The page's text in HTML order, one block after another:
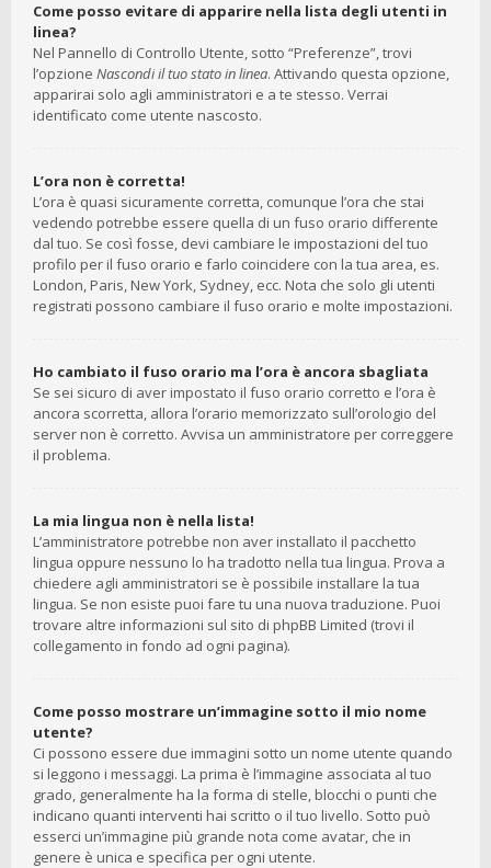
Come posso evitare di apparire nella lista degli utenti in
linea?
Nel Pannello di Controllo Utente, sotto “Preferenze”, trovi
l’opzione Nascondi il tuo stato in linea. Attivando questa opzione,
apparirai solo agli amministratori e a te stesso. Verrai
identificato come utente nascosto.
L’ora non è corretta!
L’ora è quasi sicuramente corretta, comunque l’ora che stai
vedendo potrebbe essere quella di un fuso orario differente
dal tuo. Se così fosse, devi cambiare le impostazioni del tuo
profilo per il fuso orario e farlo coincidere con la tua area, es.
London, Paris, New York, Sydney, ecc. Nota che solo gli utenti
registrati possono cambiare il fuso orario e molte impostazioni.
Ho cambiato il fuso orario ma l’ora è ancora sbagliata
Se sei sicuro di aver impostato il fuso orario corretto e l’ora è
ancora scorretta, allora l’orario memorizzato sull’orologio del
server non è corretto. Avvisa un amministratore per correggere
il problema.
La mia lingua non è nella lista!
L’amministratore potrebbe non aver installato il pacchetto
lingua oppure nessuno lo ha tradotto nella tua lingua. Prova a
chiedere agli amministratori se è possibile installare la tua
lingua. Se non esiste puoi fare tu una nuova traduzione. Puoi
trovare altre informazioni sul sito di phpBB Limited (trovi il
collegamento in fondo ad ogni pagina).
Come posso mostrare un’immagine sotto il mio nome
utente?
Ci possono essere due immagini sotto un nome utente quando
si leggono i messaggi. La prima è l’immagine associata al tuo
grado, generalmente ha la forma di stelle, blocchi o punti che
indicano quanti interventi hai scritto o il tuo livello. Sotto può
esserci un’immagine più grande nota come avatar, che in
genere è unica e specifica per ogni utente.